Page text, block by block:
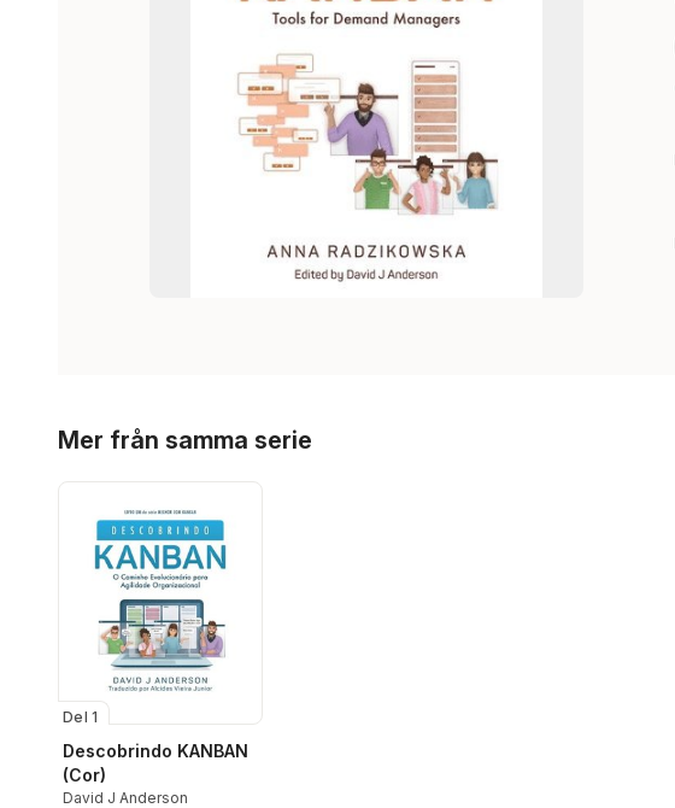
Mer från samma serie
Del 1
Descobrindo KANBAN
(Cor)
David J Anderson